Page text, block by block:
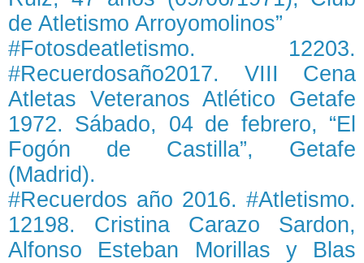
de Atletismo Arroyomolinos”
#Fotosdeatletismo. 12203.
#Recuerdosaño2017. VIII Cena
Atletas Veteranos Atlético Getafe
1972. Sábado, 04 de febrero, “El
Fogón de Castilla”, Getafe
(Madrid).
#Recuerdos año 2016. #Atletismo.
12198. Cristina Carazo Sardon,
Alfonso Esteban Morillas y Blas